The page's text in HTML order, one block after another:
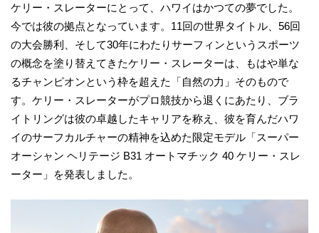
ケリー・スレーターにとって、ハワイはかつての夢でした。
今では彼の拠点となっています。11回の世界タイトル、56回
の大会勝利、そして30年にわたりサーフィンというスポーツ
の概念を塗り替えてきたケリー・スレーターは、もはや単な
るチャンピオンという枠を超えた「自然の力」そのもので
す。ケリー・スレーターがプロ競技から退くにあたり、ブラ
イトリングは彼の卓越したキャリアを称え、彼を育んだハワ
イのサーフカルチャーの精神を込めた限定モデル「スーパー
オーシャン ヘリテージ B31 オートマチック 40 ケリー・スレ
ーター」を発表しました。